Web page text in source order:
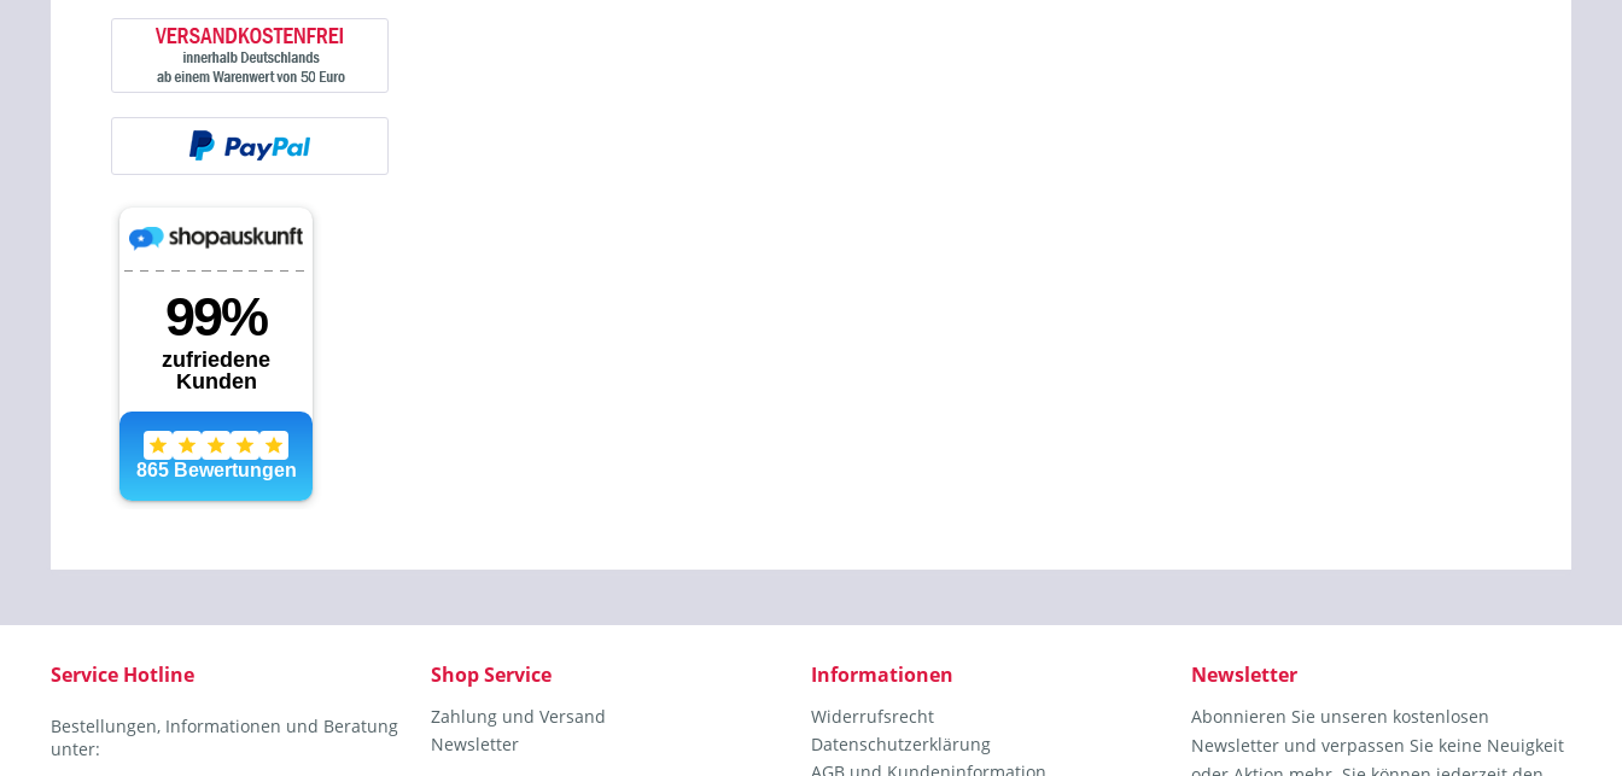
Service Hotline
Bestellungen, Informationen und Beratung
unter:
Shop Service
Zahlung und Versand
Newsletter
Informationen
Widerrufsrecht
Datenschutzerklärung
Newsletter
Abonnieren Sie unseren kostenlosen
Newsletter und verpassen Sie keine Neuigkeit